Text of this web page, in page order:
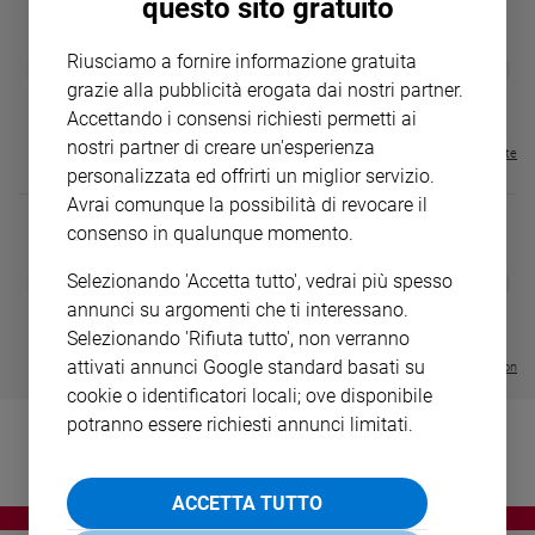
Volontariato
Aziende
settimana
Migranti
inclusione
Costume
Cultura
e
spettacoli
GBABY
€ 34,80
€ 21,90 37%
FAMIGLIA CRISTIANA
€ 104,00
€ 83,00 20%
Visualizza tutte le riviste
- VOL DA 1 AL 5
€ 64,50
DIARIO G 2026-27
Visualizza tutte le collection
questo sito gratuito
Riusciamo a fornire informazione gratuita
grazie alla pubblicità erogata dai nostri partner.
Accettando i consensi richiesti permetti ai
nostri partner di creare un'esperienza
personalizzata ed offrirti un miglior servizio.
Avrai comunque la possibilità di revocare il
consenso in qualunque momento.
Selezionando 'Accetta tutto', vedrai più spesso
annunci su argomenti che ti interessano.
Selezionando 'Rifiuta tutto', non verranno
attivati annunci Google standard basati su
cookie o identificatori locali; ove disponibile
potranno essere richiesti annunci limitati.
ACCETTA TUTTO